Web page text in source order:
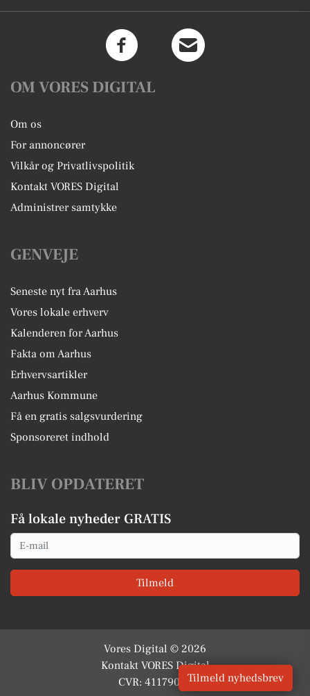
OM VORES DIGITAL
Om os
For annoncører
Vilkår og Privatlivspolitik
Kontakt VORES Digital
Administrer samtykke
GENVEJE
Seneste nyt fra Aarhus
Vores lokale erhverv
Kalenderen for Aarhus
Fakta om Aarhus
Erhvervsartikler
Aarhus Kommune
Få en gratis salgsvurdering
Sponsoreret indhold
BLIV OPDATERET
Få lokale nyheder GRATIS
Email
Tilmeld
Vores Digital © 2026
Kontakt VORES Digital
CVR: 41179082Tilmeld nyhedsbrev